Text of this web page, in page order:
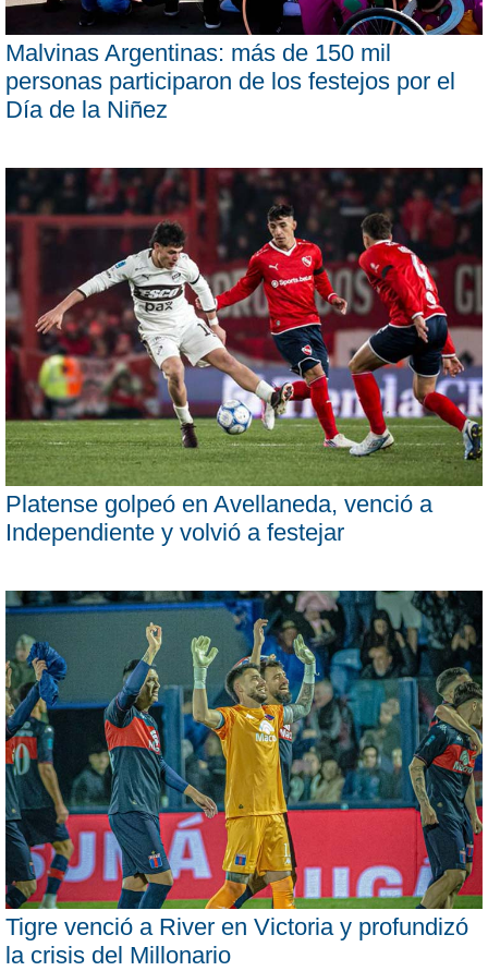
Malvinas Argentinas: más de 150 mil
personas participaron de los festejos por el
Día de la Niñez
Platense golpeó en Avellaneda, venció a
Independiente y volvió a festejar
Tigre venció a River en Victoria y profundizó
la crisis del Millonario